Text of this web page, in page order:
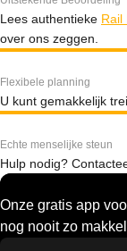
Lees authentieke Rail
over ons zeggen.
Flexibele planning
U kunt gemakkelijk
Echte menselijke steun
Hulp nodig?
Onze gratis app
nog nooit zo